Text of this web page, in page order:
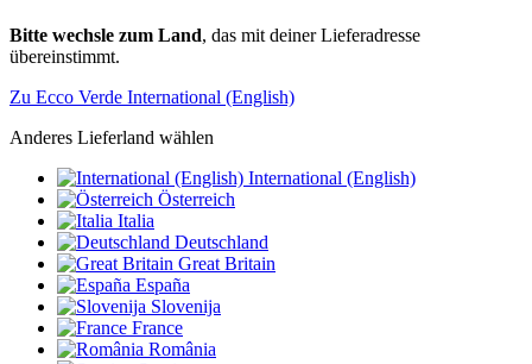
Bitte wechsle zum Land, das mit deiner Lieferadresse
übereinstimmt.
Zu Ecco Verde International (English)
Anderes Lieferland wählen
International (English)
Österreich
Italia
Deutschland
Great Britain
España
Slovenija
France
România